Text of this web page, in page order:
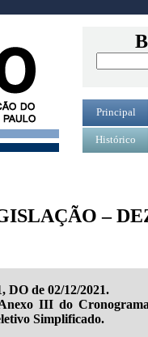
Principal
Histórico
–
DO de 02/12/2021.
III do
Simplificado.